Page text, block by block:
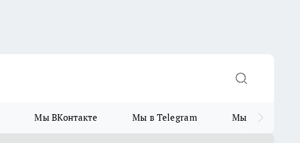
Мы ВКонтакте Мы в Telegram Мы в MAX